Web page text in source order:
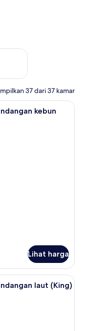
pekan berikutnya Agu 21 -
37 dari 37 kamar
premium, minibar, brankas, dan meja
kebun
Lihat harga
1 kamar tidur, pemandangan
laut (King)